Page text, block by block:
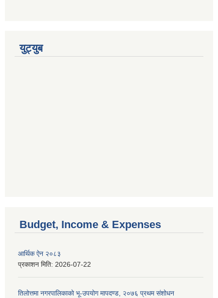
युट्युब
Budget, Income & Expenses
आर्थिक ऐन २०८३
प्रकाशन मिति: 2026-07-22
तिलोत्तमा नगरपालिकाको भू-उपयोग मापदण्ड, २०७६ प्रथम संशोधन